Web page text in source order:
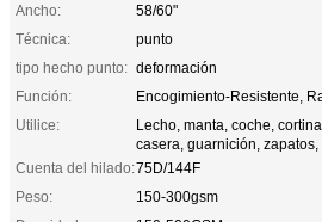
Ancho:
58/60"
Técnica:
punto
tipo hecho punto: deformación
Función:
Encogimiento-Resistente,
Utilice:
Lecho, manta, coche,
casera, guarnición, zapatos,
Cuenta del hilado:75D/144F
Peso:
150-300gsm